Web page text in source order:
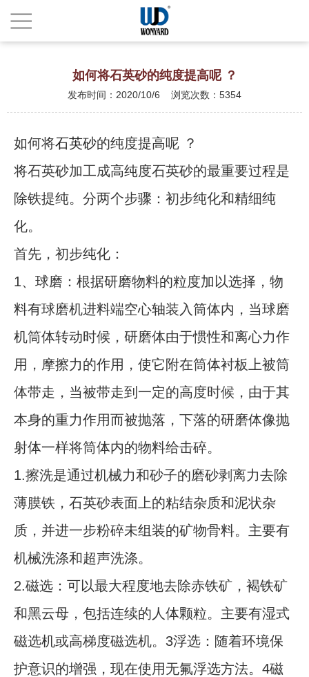
如何将石英砂的纯度提高呢 ？
发布时间：2020/10/6 浏览次数：5354
如何将石英砂的纯度提高呢 ？
将石英砂加工成高纯度石英砂的最重要过程是
除铁提纯。分两个步骤：初步纯化和精细纯
化。
首先，初步纯化：
1、球磨：根据研磨物料的粒度加以选择，物
料有球磨机进料端空心轴装入筒体内，当球磨
机筒体转动时候，研磨体由于惯性和离心力作
用，摩擦力的作用，使它附在筒体衬板上被筒
体带走，当被带走到一定的高度时候，由于其
本身的重力作用而被抛落，下落的研磨体像抛
射体一样将筒体内的物料给击碎。
1.擦洗是通过机械力和砂子的磨砂剥离力去除
薄膜铁，石英砂表面上的粘结杂质和泥状杂
质，并进一步粉碎未组装的矿物骨料。主要有
机械洗涤和超声洗涤。
2.磁选：可以最大程度地去除赤铁矿，褐铁矿
和黑云母，包括连续的人体颗粒。主要有湿式
磁选机或高梯度磁选机。3浮选：随着环境保
护意识的增强，现在使用无氟浮选方法。4磁